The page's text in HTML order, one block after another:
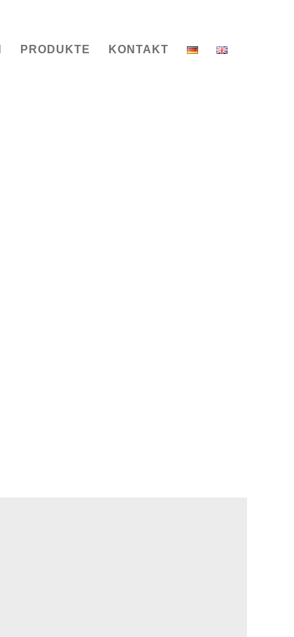
PRODUKTE KONTAKT